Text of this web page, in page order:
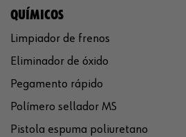
QUÍMICOS
Limpiador de frenos
Eliminador de óxido
Pegamento rápido
Polímero sellador MS
Pistola espuma poliuretano